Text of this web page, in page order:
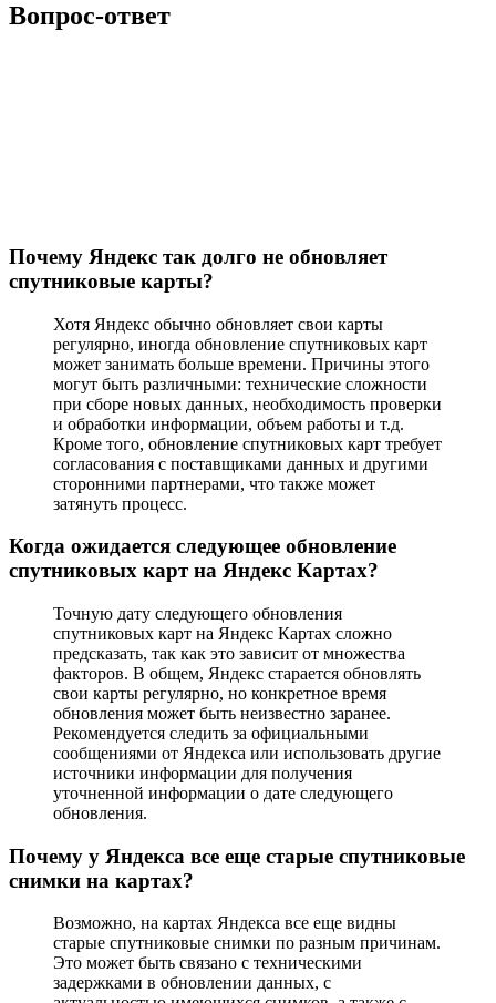
Вопрос-ответ
Почему Яндекс так долго не обновляет
спутниковые карты?
Хотя Яндекс обычно обновляет свои карты
регулярно, иногда обновление спутниковых карт
может занимать больше времени. Причины этого
могут быть различными: технические сложности
при сборе новых данных, необходимость проверки
и обработки информации, объем работы и т.д.
Кроме того, обновление спутниковых карт требует
согласования с поставщиками данных и другими
сторонними партнерами, что также может
затянуть процесс.
Когда ожидается следующее обновление
спутниковых карт на Яндекс Картах?
Точную дату следующего обновления
спутниковых карт на Яндекс Картах сложно
предсказать, так как это зависит от множества
факторов. В общем, Яндекс старается обновлять
свои карты регулярно, но конкретное время
обновления может быть неизвестно заранее.
Рекомендуется следить за официальными
сообщениями от Яндекса или использовать другие
источники информации для получения
уточненной информации о дате следующего
обновления.
Почему у Яндекса все еще старые спутниковые
снимки на картах?
Возможно, на картах Яндекса все еще видны
старые спутниковые снимки по разным причинам.
Это может быть связано с техническими
задержками в обновлении данных, с